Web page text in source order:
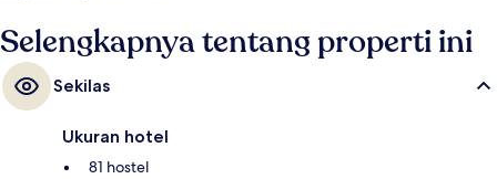
Selengkapnya tentang properti ini
Sekilas
Ukuran hotel
81 hostel